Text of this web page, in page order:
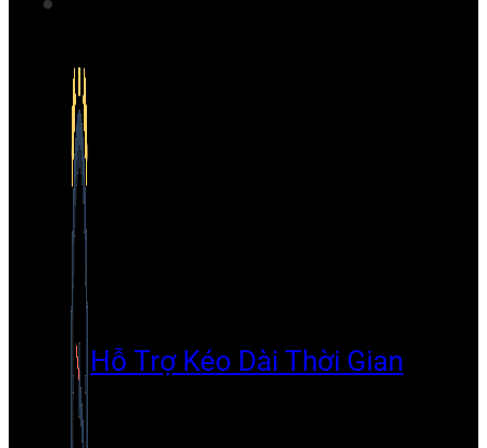
Hỗ Trợ Kéo Dài Thời Gian